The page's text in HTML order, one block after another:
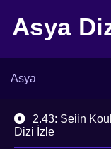
Asya
Asya
2.43: Seiin
Dizi İzle